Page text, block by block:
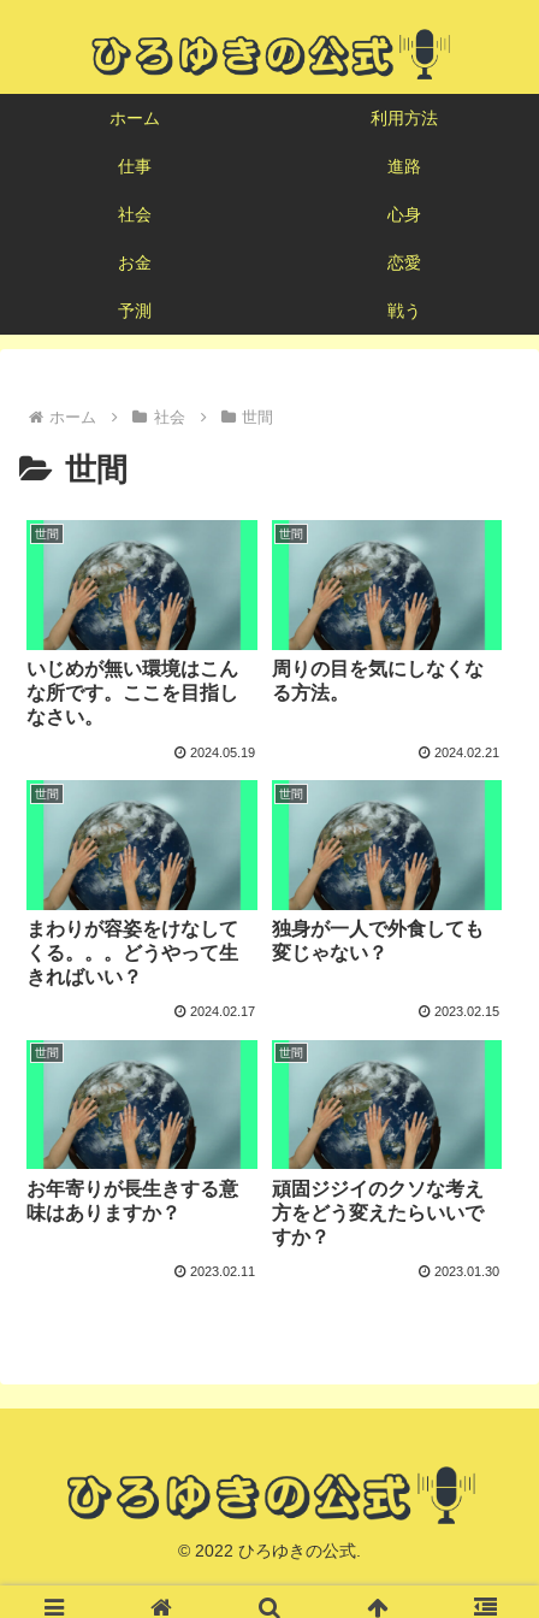
ホーム 利用方法
仕事 進路
社会 心身
お金 恋愛
予測 戦う
ホーム 社会 世間
世間
世間
いじめが無い環境はこん
な所です。ここを目指し
なさい。
2024.05.19
世間
周りの目を気にしなくな
る方法。
2024.02.21
世間
まわりが容姿をけなして
くる。。。どうやって生
きればいい？
2024.02.17
世間
独身が一人で外食しても
変じゃない？
2023.02.15
世間
お年寄りが長生きする意
味はありますか？
2023.02.11
世間
頑固ジジイのクソな考え
方をどう変えたらいいで
すか？
2023.01.30
© 2022 ひろゆきの公式.